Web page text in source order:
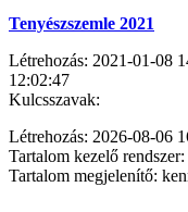
Tenyészszemle 2021
Létrehozás: 2021-01-08
12:02:47
Kulcsszavak:
Létrehozás: 2026-08-06
Tartalom kezelő
Tartalom megjelenítő: